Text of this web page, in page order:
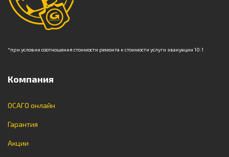
*при условии соотношения стоимости ремонта к стоимости услуги эвакуации 10:1
Компания
ОСАГО онлайн
Гарантия
Акции